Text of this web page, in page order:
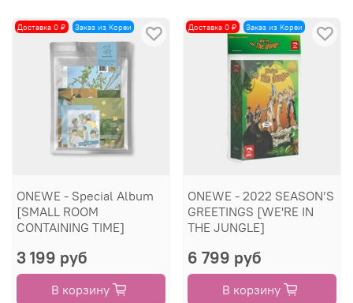
Доставка 0 ₽ Заказ из Кореи
ONEWE - Special Album
[SMALL ROOM
CONTAINING TIME]
3 199 руб
В корзину
Доставка 0 ₽ Заказ из Кореи
ONEWE - 2022 SEASON’S
GREETINGS [WE'RE IN
THE JUNGLE]
6 799 руб
В корзину